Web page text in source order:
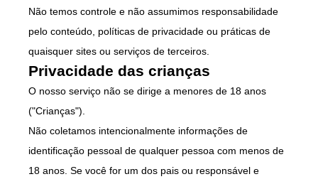
Não temos controle e não assumimos responsabilidade
pelo conteúdo, políticas de privacidade ou práticas de
quaisquer sites ou serviços de terceiros.
Privacidade das crianças
O nosso serviço não se dirige a menores de 18 anos
("Crianças").
Não coletamos intencionalmente informações de
identificação pessoal de qualquer pessoa com menos de
18 anos. Se você for um dos pais ou responsável e